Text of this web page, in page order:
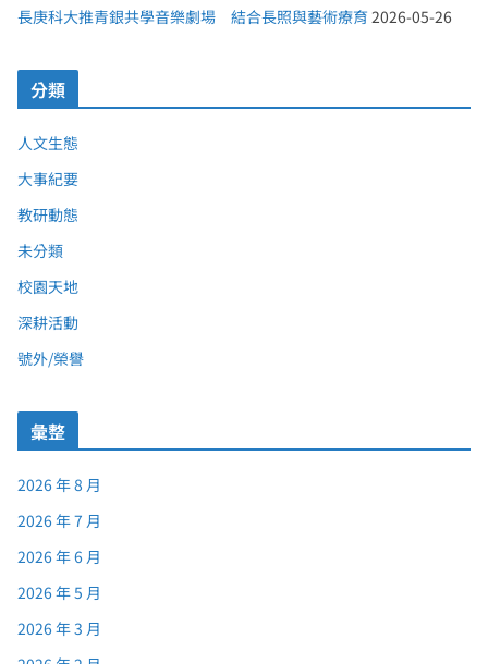
長庚科大推青銀共學音樂劇場 結合長照與藝術療育 2026-05-26
分類
人文生態
大事紀要
教研動態
未分類
校園天地
深耕活動
號外/榮譽
彙整
2026 年 8 月
2026 年 7 月
2026 年 6 月
2026 年 5 月
2026 年 3 月